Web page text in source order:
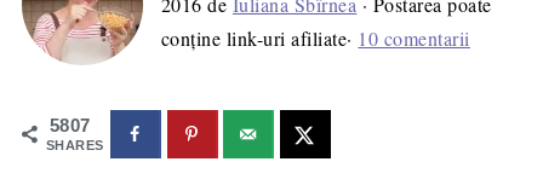
conține link-uri afiliate· 10 comentarii
5807
SHARES